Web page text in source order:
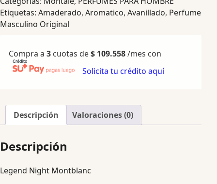
Etiquetas: Amaderado, Aromatico, Avanillado, Perfume
Masculino Original
Compra a 3 cuotas de$ 109.558/mes con
Solicita tu crédito aquí
Descripción Valoraciones (0)
Descripción
Legend Night Montblanc